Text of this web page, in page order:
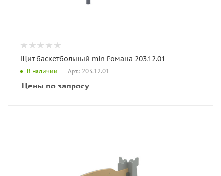
Щит баскетбольный min Романа 203.12.01
В наличии Арт.: 203.12.01
Цены по запросу